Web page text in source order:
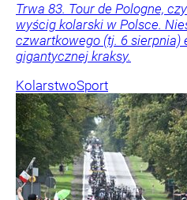
Trwa 83. Tour de Pologne,
wyścig kolarski w Polsce.
czwartkowego (tj. 6 sierpnia)
gigantycznej kraksy.
KolarstwoSport